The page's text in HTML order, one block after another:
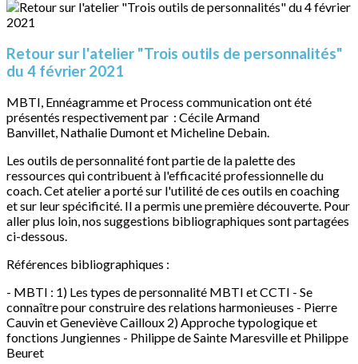
Retour sur l'atelier "Trois outils de personnalités"
du 4 février 2021
MBTI, Ennéagramme et Process communication ont été
présentés respectivement par : Cécile Armand
Banvillet, Nathalie Dumont et Micheline Debain.
Les outils de personnalité font partie de la palette des
ressources qui contribuent à l'efficacité professionnelle du
coach. Cet atelier a porté sur l'utilité de ces outils en coaching
et sur leur spécificité. Il a permis une première découverte. Pour
aller plus loin, nos suggestions bibliographiques sont partagées
ci-dessous.
Références bibliographiques :
- MBTI : 1) Les types de personnalité MBTI et CCTI - Se
connaître pour construire des relations harmonieuses - Pierre
Cauvin et Geneviève Cailloux 2) Approche typologique et
fonctions Jungiennes - Philippe de Sainte Maresville et Philippe
Beuret